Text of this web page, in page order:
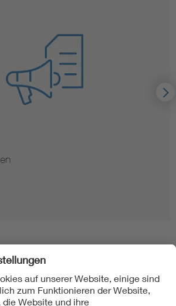
zur Vervielfältigung von Normen